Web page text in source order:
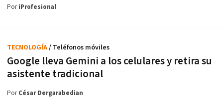
PoriProfesional
Google lleva Gemini a los celulares y retira su
asistente tradicional
TECNOLOGÍA/ Teléfonos móviles
PorCésar Dergarabedian